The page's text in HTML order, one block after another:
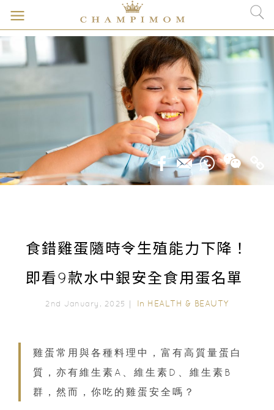
食錯雞蛋隨時令生殖能力下降！
即看9款水中銀安全食用蛋名單
2nd January, 2025｜ In HEALTH & BEAUTY
雞蛋常用與各種料理中，富有高質量蛋白
質，亦有維生素A、維生素D、維生素B
群，然而，你吃的雞蛋安全嗎？